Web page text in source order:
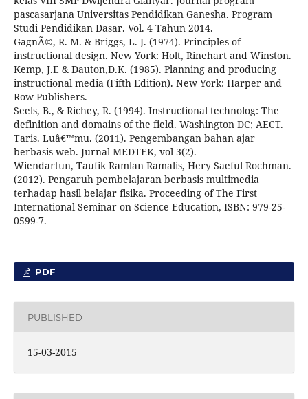
pascasarjana Universitas Pendidikan Ganesha. Program
Studi Pendidikan Dasar. Vol. 4 Tahun 2014.
GagnÃ©, R. M. & Briggs, L. J. (1974). Principles of
instructional design. New York: Holt, Rinehart and Winston.
Kemp, J.E & Dauton,D.K. (1985). Planning and producing
instructional media (Fifth Edition). New York: Harper and
Row Publishers.
Seels, B., & Richey, R. (1994). Instructional technolog: The
definition and domains of the field. Washington DC; AECT.
Taris. Luâ€™mu. (2011). Pengembangan bahan ajar
berbasis web. Jurnal MEDTEK, vol 3(2).
Wiendartun, Taufik Ramlan Ramalis, Hery Saeful Rochman.
(2012). Pengaruh pembelajaran berbasis multimedia
terhadap hasil belajar fisika. Proceeding of The First
International Seminar on Science Education, ISBN: 979-25-
0599-7.
PDF
PUBLISHED
15-03-2015